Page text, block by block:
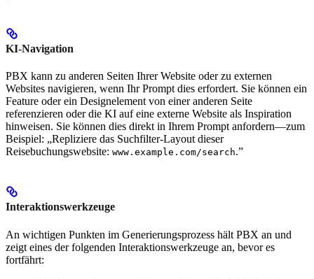
KI-Navigation
PBX kann zu anderen Seiten Ihrer Website oder zu externen
Websites navigieren, wenn Ihr Prompt dies erfordert. Sie können ein
Feature oder ein Designelement von einer anderen Seite
referenzieren oder die KI auf eine externe Website als Inspiration
hinweisen. Sie können dies direkt in Ihrem Prompt anfordern—zum
Beispiel: „Repliziere das Suchfilter-Layout dieser
Reisebuchungswebsite: www.example.com/search.”
Interaktionswerkzeuge
An wichtigen Punkten im Generierungsprozess hält PBX an und
zeigt eines der folgenden Interaktionswerkzeuge an, bevor es
fortfährt: